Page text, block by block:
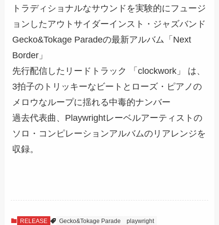
トラディショナルなサウンドを実験的にフュージ
ョンしたアウトサイダーインスト・ジャズバンド
Gecko&Tokage Paradeの最新アルバム「Next
Border」
先行配信したリードトラック 「clockwork」 は、
3拍子のトリッキーなビートとローズ・ピアノの
メロウなループに揺れる中毒的ナンバー
過去代表曲、Playwrightレーベルアーティストの
ソロ・コンピレーションアルバムのリアレンジを
収録。
RELEASE Gecko&Tokage Parade playwright